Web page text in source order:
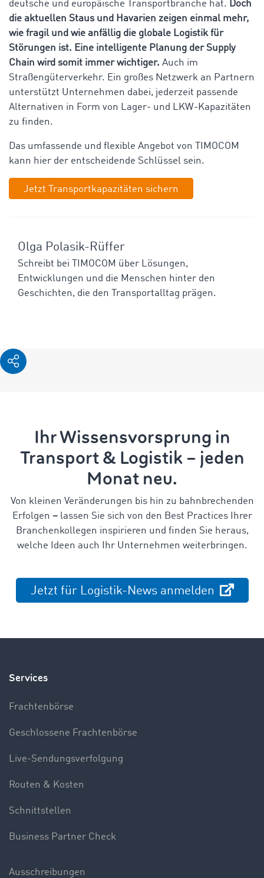
deutsche und europäische Transportbranche hat. Doch
die aktuellen Staus und Havarien zeigen einmal mehr,
wie fragil und wie anfällig die globale Logistik für
Störungen ist. Eine intelligente Planung der Supply
Chain wird somit immer wichtiger. Auch im
Straßengüterverkehr. Ein großes Netzwerk an Partnern
unterstützt Unternehmen dabei, jederzeit passende
Alternativen in Form von Lager- und LKW-Kapazitäten
zu finden.
Das umfassende und flexible Angebot von TIMOCOM
kann hier der entscheidende Schlüssel sein.
Jetzt Transportkapazitäten sichern
Olga Polasik-Rüffer
Schreibt bei TIMOCOM über Lösungen,
Entwicklungen und die Menschen hinter den
Geschichten, die den Transportalltag prägen.
Ihr Wissensvorsprung in
Transport & Logistik – jeden
Monat neu.
Von kleinen Veränderungen bis hin zu bahnbrechenden
Erfolgen –lassen Sie sich von den Best Practices Ihrer
Branchenkollegen inspirieren und finden Sie heraus,
welche Ideen auch Ihr Unternehmen weiterbringen.
Jetzt für Logistik-News anmelden
Services
Frachtenbörse
Geschlossene Frachtenbörse
Live-Sendungsverfolgung
Routen & Kosten
Schnittstellen
Business Partner Check
Ausschreibungen